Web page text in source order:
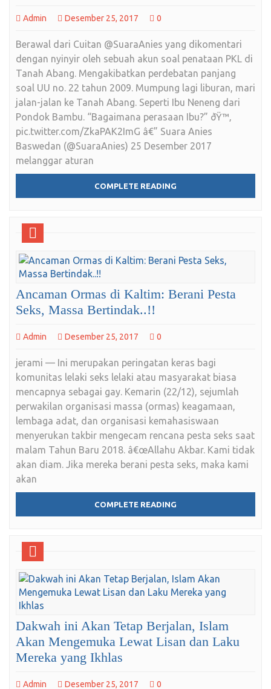
Admin Desember 25, 2017 0
Berawal dari Cuitan @SuaraAnies yang dikomentari
dengan nyinyir oleh sebuah akun soal penataan PKL di
Tanah Abang. Mengakibatkan perdebatan panjang
soal UU no. 22 tahun 2009. Mumpung lagi liburan, mari
jalan-jalan ke Tanah Abang. Seperti Ibu Neneng dari
Pondok Bambu. “Bagaimana perasaan Ibu?” ðŸ™‚
pic.twitter.com/ZkaPAK2ImG â€” Suara Anies
Baswedan (@SuaraAnies) 25 Desember 2017
melanggar aturan
COMPLETE READING
Ancaman Ormas di Kaltim: Berani Pesta
Seks, Massa Bertindak..!!
Admin Desember 25, 2017 0
jerami — Ini merupakan peringatan keras bagi
komunitas lelaki seks lelaki atau masyarakat biasa
mencapnya sebagai gay. Kemarin (22/12), sejumlah
perwakilan organisasi massa (ormas) keagamaan,
lembaga adat, dan organisasi kemahasiswaan
menyerukan takbir mengecam rencana pesta seks saat
malam Tahun Baru 2018. â€œAllahu Akbar. Kami tidak
akan diam. Jika mereka berani pesta seks, maka kami
akan
COMPLETE READING
Dakwah ini Akan Tetap Berjalan, Islam
Akan Mengemuka Lewat Lisan dan Laku
Mereka yang Ikhlas
Admin Desember 25, 2017 0